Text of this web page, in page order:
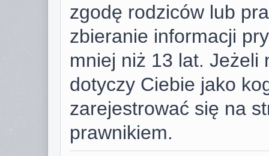
zgodę rodziców lub
zbieranie informacji
mniej niż 13 lat. Jeżeli
dotyczy Ciebie jako
zarejestrować się na
prawnikiem.